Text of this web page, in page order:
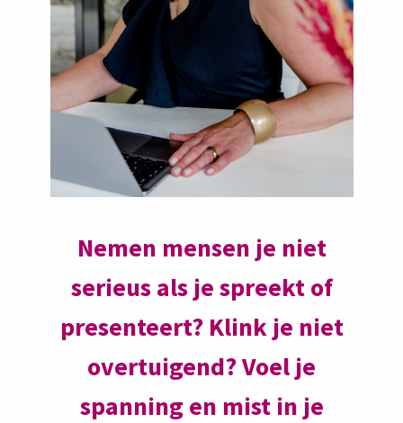
Nemen mensen je niet
serieus als je spreekt of
presenteert? Klink je niet
overtuigend? Voel je
spanning en mist in je